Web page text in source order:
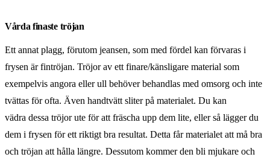
Vårda finaste tröjan
Ett annat plagg, förutom jeansen, som med fördel kan förvaras i
frysen är fintröjan. Tröjor av ett finare/känsligare material som
exempelvis angora eller ull behöver behandlas med omsorg och inte
tvättas för ofta. Även handtvätt sliter på materialet. Du kan
vädra dessa tröjor ute för att fräscha upp dem lite, eller så lägger du
dem i frysen för ett riktigt bra resultat. Detta får materialet att må bra
och tröjan att hålla längre. Dessutom kommer den bli mjukare och